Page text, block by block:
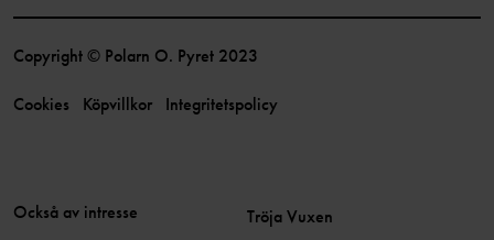
Copyright © Polarn O. Pyret 2023
Cookies Köpvillkor Integritetspolicy
Också av intresse
Tröja Vuxen